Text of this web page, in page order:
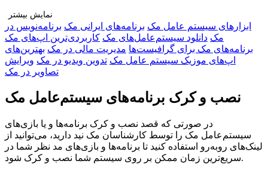
چرا مک نید را انتخاب کنید؟
🔹 تنوع بی‌نظیر: دسترسی به هزاران برنامه در دسته‌بندی‌های
مختلف برای هر نوع نیاز
🔹 راهنمای نصب کامل: آموزش قدم‌به‌قدم متنی و ویدیویی برای هر
برنامه
🔹 پشتیبانی اختصاصی و نصب رایگان: اگر به مشکلی برخوردید، تیم
ما همراه شماست
تجربه‌ها و پرسش و پاسخ
🔹 بروزرسانی مداوم: اضافه شدن برنامه‌های جدید و محبوب
به‌صورت منظم
نمایش بیشتر
ابزار‌های سیستم عامل مک برنامه‌های ایرانی مک برنامه‌نویس در
مک دانلود سیستم‌عامل‌های مک کاربردی‌ترین اپ‌های مک
برنامه‌های مک برای گرافیست‌ها مدیریت مالی در مک بهترین‌های
اپ‌های موزیک سیستم عامل مک تدوین ویدیو در مک ویرایش
تصاویر در مک
نصب و کرک برنامه‌های سیستم‌عامل مک
در صورتی که قصد نصب و کرک برنامه‌ها و یا بازی‌های
سیستم‌عامل مک را توسط کارشناسان مک نید دارید، می‌توانید از
لینک‌های رو‌به‌رو استفاده کنید تا برنامه‌ها و بازی‌های مد نظر شما در
سریع‌ترین زمان ممکن بر روی سیستم شما نصب و کرک شود.